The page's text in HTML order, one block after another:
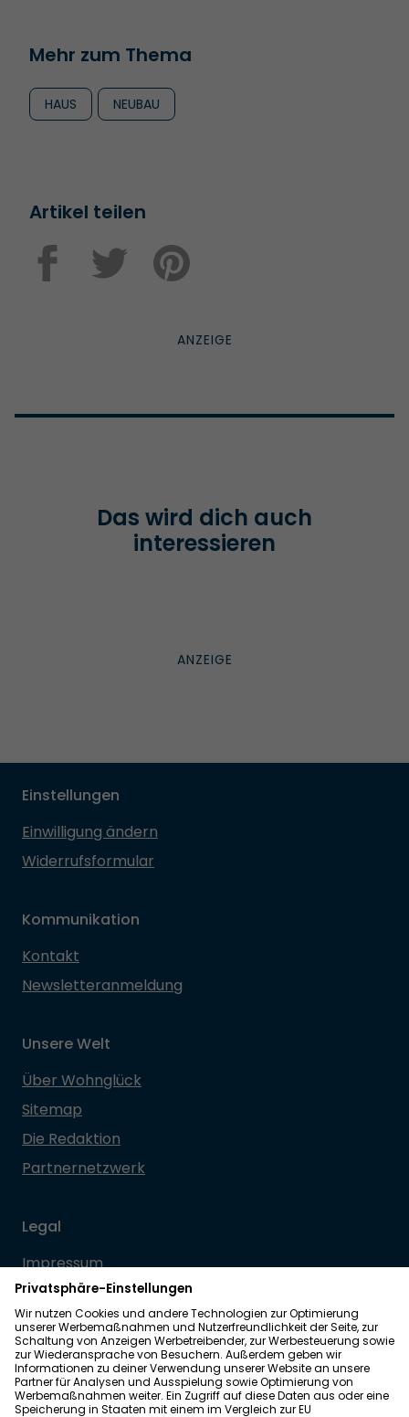
Mehr zum Thema
HAUS NEUBAU
Artikel teilen
Das wird dich auch
interessieren
Einstellungen
Einwilligung ändern
Widerrufsformular
Kommunikation
Kontakt
Newsletteranmeldung
Unsere Welt
Über Wohnglück
Sitemap
Die Redaktion
Partnernetzwerk
Legal
Impressum
Datenschutz
Allgemeine Geschäftsbedingungen
Barrierefreiheit